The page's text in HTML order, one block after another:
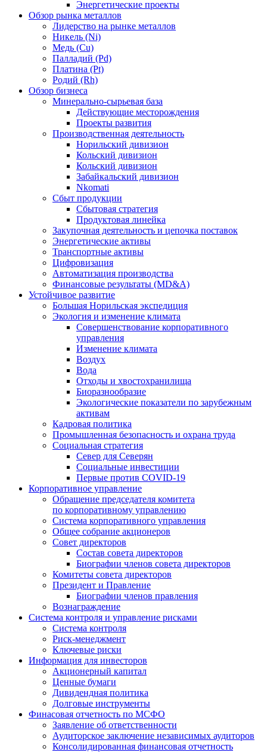
Энергетические проекты
Обзор рынка металлов
Лидерство на рынке металлов
Никель (Ni)
Медь (Cu)
Палладий (Pd)
Платина (Pt)
Родий (Rh)
Обзор бизнеса
Минерально-сырьевая база
Действующие месторождения
Проекты развития
Производственная деятельность
Норильский дивизион
Кольский дивизион
Кольский дивизион
Забайкальский дивизион
Nkomati
Сбыт продукции
Сбытовая стратегия
Продуктовая линейка
Закупочная деятельность и цепочка поставок
Энергетические активы
Транспортные активы
Цифровизация
Автоматизация производства
Финансовые результаты (MD&A)
Устойчивое развитие
Большая Норильская экспедиция
Экология и изменение климата
Совершенствование корпоративного
управления
Изменение климата
Воздух
Вода
Отходы и хвостохранилища
Биоразнообразие
Экологические показатели по зарубежным
активам
Кадровая политика
Промышленная безопасность и охрана труда
Социальная стратегия
Север для Северян
Социальные инвестиции
Первые против COVID‑19
Корпоративное управление
Обращение председателя комитета
по корпоративному управлению
Система корпоративного управления
Общее собрание акционеров
Совет директоров
Состав совета директоров
Биографии членов совета директоров
Комитеты совета директоров
Президент и Правление
Биографии членов правления
Вознаграждение
Система контроля и управление рисками
Система контроля
Риск-менеджмент
Ключевые риски
Информация для инвесторов
Акционерный капитал
Ценные бумаги
Дивидендная политика
Долговые инструменты
Финасовая отчетность по МСФО
Заявление об ответственности
Аудиторское заключение независимых аудиторов
Консолидированная финансовая отчетность